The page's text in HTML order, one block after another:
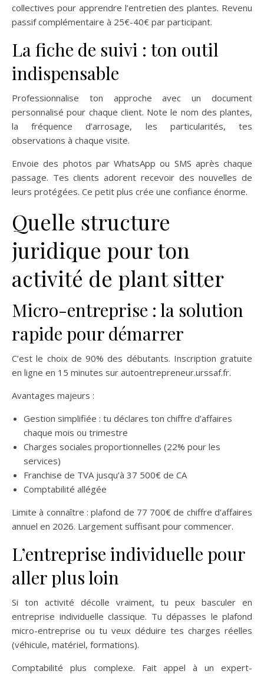
collectives pour apprendre l’entretien des plantes. Revenu
passif complémentaire à 25€-40€ par participant.
La fiche de suivi : ton outil
indispensable
Professionnalise ton approche avec un document
personnalisé pour chaque client. Note le nom des plantes,
la fréquence d’arrosage, les particularités, tes
observations à chaque visite.
Envoie des photos par WhatsApp ou SMS après chaque
passage. Tes clients adorent recevoir des nouvelles de
leurs protégées. Ce petit plus crée une confiance énorme.
Quelle structure
juridique pour ton
activité de plant sitter
Micro-entreprise : la solution
rapide pour démarrer
C’est le choix de 90% des débutants. Inscription gratuite
en ligne en 15 minutes sur autoentrepreneur.urssaf.fr.
Avantages majeurs :
Gestion simplifiée : tu déclares ton chiffre d’affaires
chaque mois ou trimestre
Charges sociales proportionnelles (22% pour les
services)
Franchise de TVA jusqu’à 37 500€ de CA
Comptabilité allégée
Limite à connaître : plafond de 77 700€ de chiffre d’affaires
annuel en 2026. Largement suffisant pour commencer.
L’entreprise individuelle pour
aller plus loin
Si ton activité décolle vraiment, tu peux basculer en
entreprise individuelle classique. Tu dépasses le plafond
micro-entreprise ou tu veux déduire tes charges réelles
(véhicule, matériel, formations).
Comptabilité plus complexe. Fait appel à un expert-